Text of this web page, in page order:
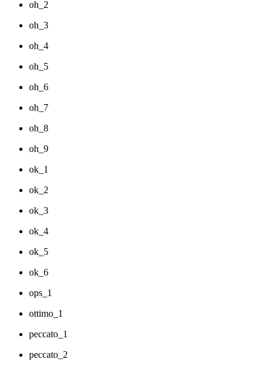
oh_2
oh_3
oh_4
oh_5
oh_6
oh_7
oh_8
oh_9
ok_1
ok_2
ok_3
ok_4
ok_5
ok_6
ops_1
ottimo_1
peccato_1
peccato_2